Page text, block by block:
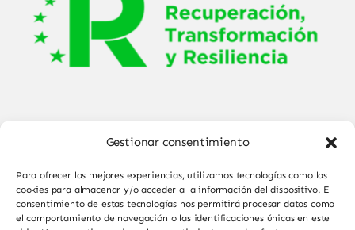
Gestionar consentimiento
Para ofrecer las mejores experiencias, utilizamos tecnologías como las
cookies para almacenar y/o acceder a la información del dispositivo. El
consentimiento de estas tecnologías nos permitirá procesar datos como
el comportamiento de navegación o las identificaciones únicas en este